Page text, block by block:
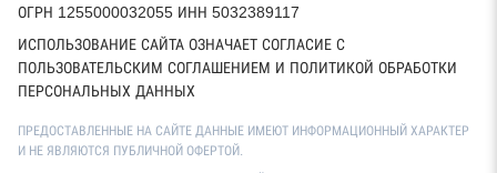
ОГРН 1255000032055 ИНН 5032389117
ИСПОЛЬЗОВАНИЕ САЙТА ОЗНАЧАЕТ СОГЛАСИЕ С
ПОЛЬЗОВАТЕЛЬСКИМ СОГЛАШЕНИЕМ И ПОЛИТИКОЙ ОБРАБОТКИ
ПЕРСОНАЛЬНЫХ ДАННЫХ
ПРЕДОСТАВЛЕННЫЕ НА САЙТЕ ДАННЫЕ ИМЕЮТ ИНФОРМАЦИОННЫЙ ХАРАКТЕР
И НЕ ЯВЛЯЮТСЯ ПУБЛИЧНОЙ ОФЕРТОЙ.